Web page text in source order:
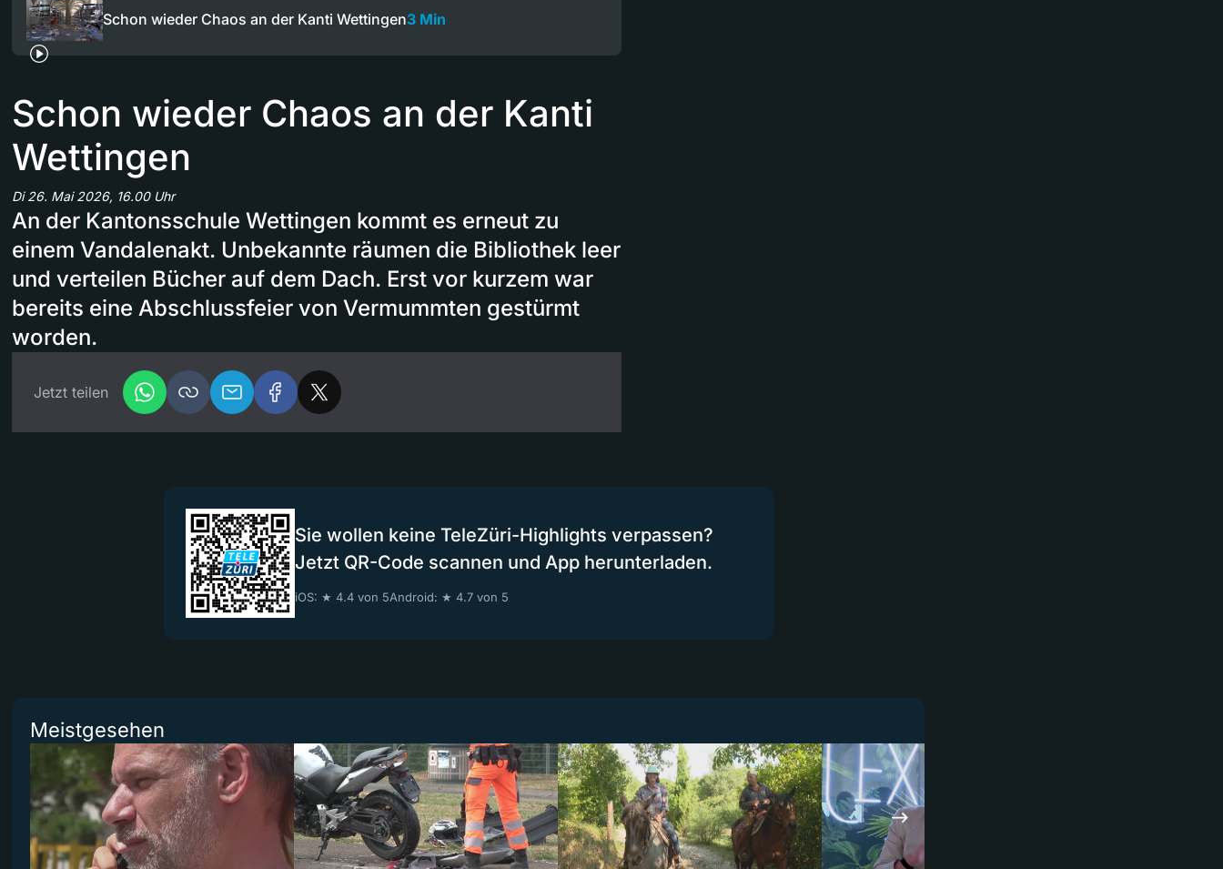
Schon wieder Chaos an der Kanti Wettingen3 Min
Schon wieder Chaos an der Kanti
Wettingen
Di 26. Mai 2026, 16.00 Uhr
An der Kantonsschule Wettingen kommt es erneut zu
einem Vandalenakt. Unbekannte räumen die Bibliothek leer
und verteilen Bücher auf dem Dach. Erst vor kurzem war
bereits eine Abschlussfeier von Vermummten gestürmt
worden.
Jetzt teilen
Sie wollen keine TeleZüri-Highlights verpassen?
Jetzt QR-Code scannen und App herunterladen.
iOS: ★ 4.4 von 5Android: ★ 4.7 von 5
Meistgesehen